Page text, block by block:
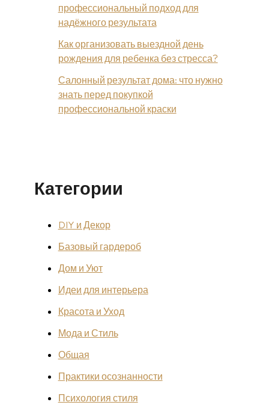
профессиональный подход для
надёжного результата
Как организовать выездной день
рождения для ребенка без стресса?
Салонный результат дома: что нужно
знать перед покупкой
профессиональной краски
Категории
DIY и Декор
Базовый гардероб
Дом и Уют
Идеи для интерьера
Красота и Уход
Мода и Стиль
Общая
Практики осознанности
Психология стиля